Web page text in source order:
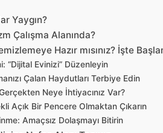
Yaygın?
Çalışma Alanında?
Hazır mısınız? İşte
“Dijital Evinizi” Düzenleyin
Çalan Haydutları Terbiye Edin
Neye İhtiyacınız Var?
Açık Bir Pencere Olmaktan Çıkarın
Amaçsız Dolaşmayı Bitirin